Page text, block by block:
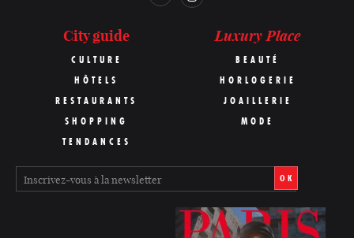
City guide
CULTURE
HÔTELS
RESTAURANTS
SHOPPING
TENDANCES
Luxury Place
BEAUTÉ
HORLOGERIE
JOAILLERIE
MODE
OK